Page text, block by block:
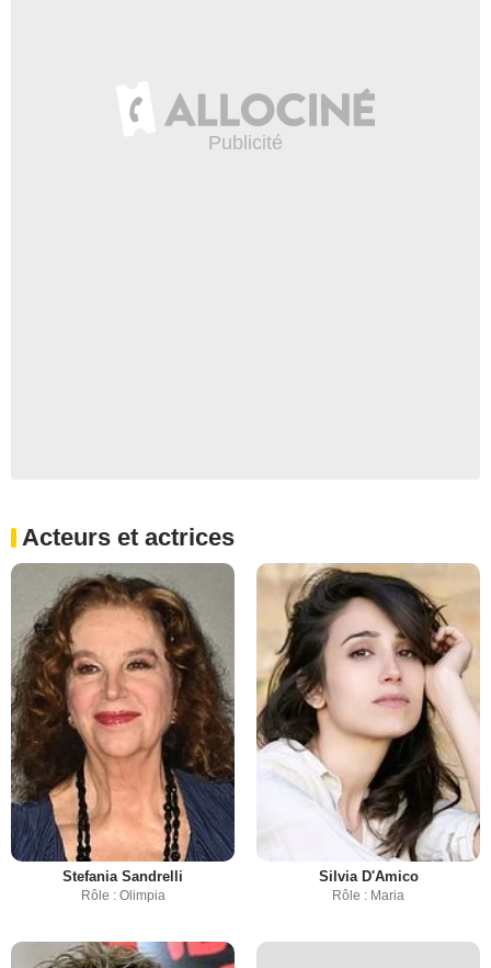
Acteurs et actrices
Stefania Sandrelli
Rôle : Olimpia
Silvia D'Amico
Rôle : Maria